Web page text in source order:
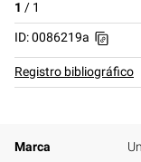
1 / 1
ID: 0086219a
Registro bibliográfico
Marca